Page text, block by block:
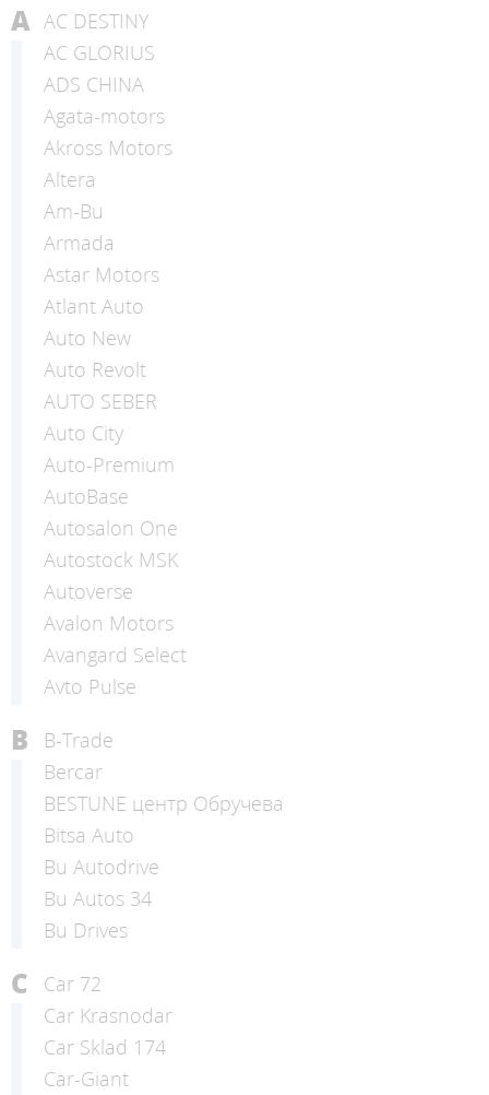
A AC DESTINY
AC GLORIUS
ADS CHINA
Agata-motors
Akross Motors
Altera
Am-Bu
Armada
Astar Motors
Atlant Auto
Auto New
Auto Revolt
AUTO SEBER
Auto Сity
Auto-Premium
AutoBase
Autosalon One
Autostock MSK
Autoverse
Avalon Motors
Avangard Select
Avto Pulse
B
B-Trade
Bercar
BESTUNE центр Обручева
Bitsa Auto
Bu Autodrive
Bu Autos 34
Bu Drives
C
Car 72
Car Krasnodar
Car Sklad 174
Car-Giant